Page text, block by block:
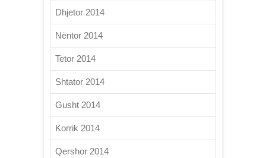
Dhjetor 2014
Nëntor 2014
Tetor 2014
Shtator 2014
Gusht 2014
Korrik 2014
Qershor 2014